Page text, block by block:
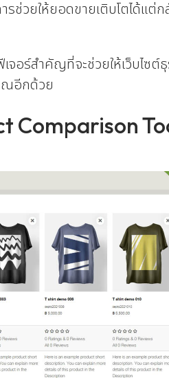
ช่วยให้ยอดขายเติบโตได้แต่
จอร์สำคัญที่จะช่วยให้เว็บไ
ณอีกด้วย
Comparison